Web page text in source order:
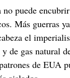
puede
Más guerras
el
de gas natural
de EUA